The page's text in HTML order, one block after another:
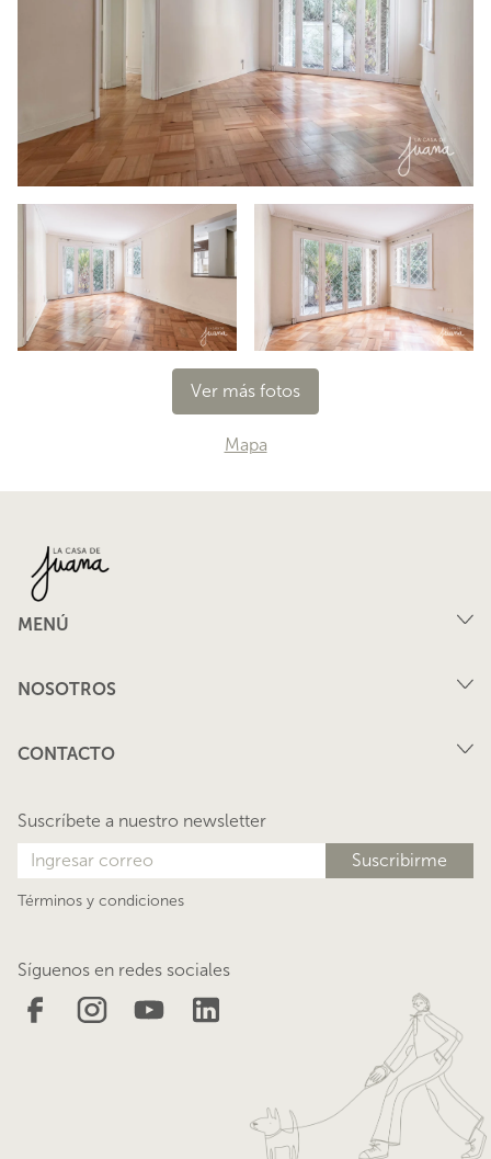
Ver más fotos
Mapa
MENÚ
Nosotros
Blog
NOSOTROS
CONTACTO
Suscríbete a nuestro newsletter
Términos y condiciones
Síguenos en redes sociales